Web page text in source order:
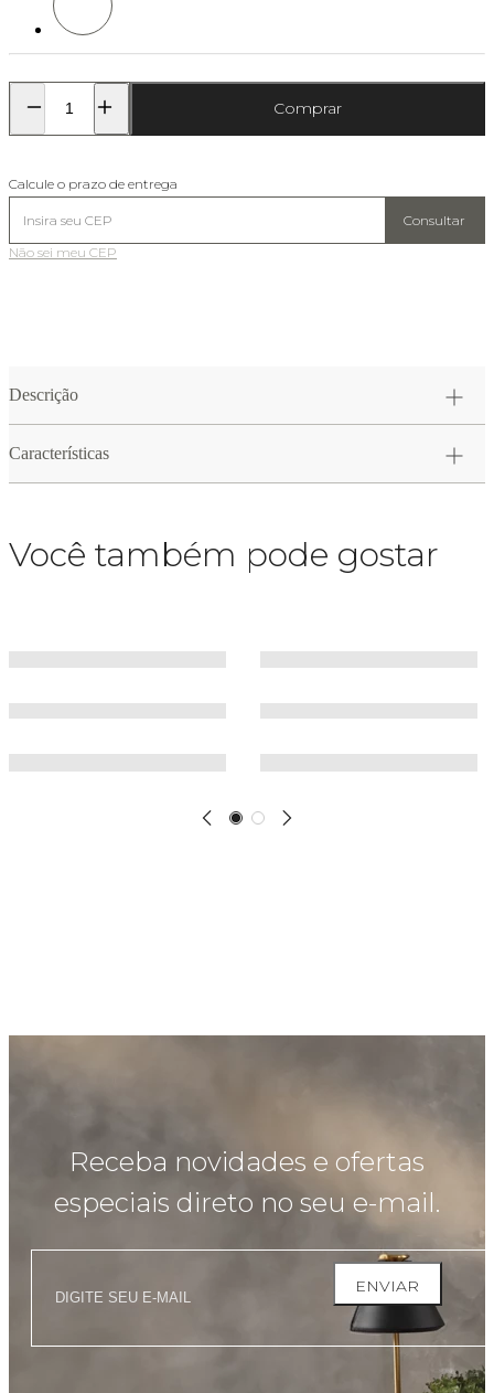
Comprar
Calcule o prazo de entrega
Consultar
Não sei meu CEP
Descrição
Características
Você também pode gostar
Receba novidades e ofertas
especiais direto no seu e-mail.
ENVIAR